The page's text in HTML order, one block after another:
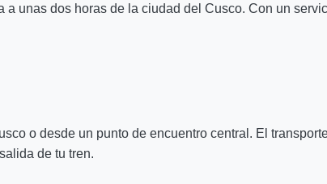
unas dos horas de la ciudad del Cusco. Con un
o desde un punto de encuentro central. El
de tu tren.